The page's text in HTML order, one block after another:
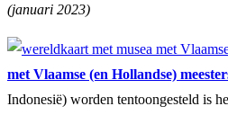
(januari 2023)
met Vlaamse (en Hollandse)
Indonesië) worden tentoongesteld is